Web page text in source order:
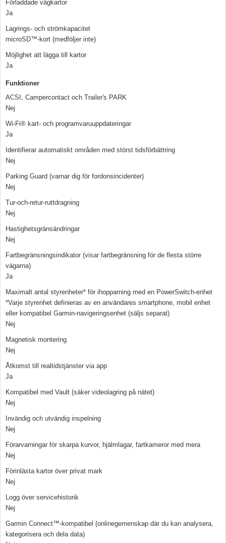
Förladdade vägkartor
Ja
Lagrings- och strömkapacitet
microSD™-kort (medföljer inte)
Möjlighet att lägga till kartor
Ja
Funktioner
ACSI, Campercontact och Trailer's PARK
Nej
Wi-Fi® kart- och programvaruuppdateringar
Ja
Identifierar automatiskt områden med störst tidsförbättring
Nej
Parking Guard (varnar dig för fordonsincidenter)
Nej
Tur-och-retur-ruttdragning
Nej
Hastighetsgränsändringar
Nej
Fartbegränsningsindikator (visar fartbegränsning för de flesta större
vägarna)
Ja
Maximalt antal styrenheter* för ihopparning med en PowerSwitch-enhet
*Varje styrenhet definieras av en användares smartphone, mobil enhet
eller kompatibel Garmin-navigeringsenhet (säljs separat)
Nej
Magnetisk montering
Nej
Åtkomst till realtidstjänster via app
Ja
Kompatibel med Vault (säker videolagring på nätet)
Nej
Invändig och utvändig inspelning
Nej
Förarvarningar för skarpa kurvor, hjälmlagar, fartkameror med mera
Nej
Förinlästa kartor över privat mark
Nej
Logg över servicehistorik
Nej
Garmin Connect™-kompatibel (onlinegemenskap där du kan analysera,
kategorisera och dela data)